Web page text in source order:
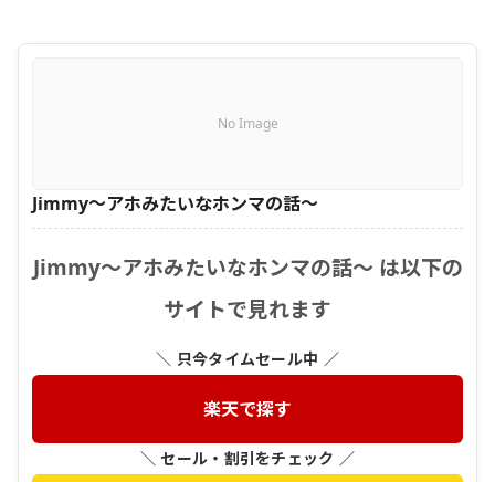
No Image
Jimmy〜アホみたいなホンマの話〜
Jimmy〜アホみたいなホンマの話〜 は以下の
サイトで見れます
＼ 只今タイムセール中 ／
楽天で探す
＼ セール・割引をチェック ／